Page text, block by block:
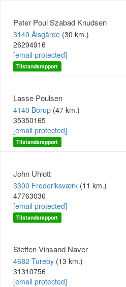
Peter Poul Szabad Knudsen
3140 Ålsgårde (30 km.)
26294916
[email protected]
Tilstandsrapport
Lasse Poulsen
4140 Borup (47 km.)
35350165
[email protected]
Tilstandsrapport
John Uhlott
3300 Frederiksværk (11 km.)
47763036
[email protected]
Tilstandsrapport
Steffen Vinsand Naver
4682 Tureby (13 km.)
31310756
[email protected]